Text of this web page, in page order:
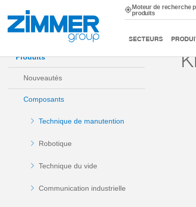
Moteur de recherche
produits
SECTEURS
Démarrage Produits Composants
Produits
Nouveautés
Composants
Technique de manutention
Robotique
Technique du vide
Communication industrielle